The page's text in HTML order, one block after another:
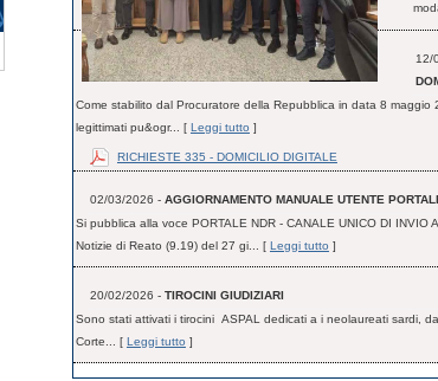
12/
Come stabilito dal Procuratore della Repubblica in data 8
legittimati pu&ogr... [ Leggi tutto ]
RICHIESTE 335 - DOMICILIO DIGITALE
02/03/2026 - AGGIORNAMENTO MANUALE UTENTE
Si pubblica alla voce PORTALE NDR - CANALE UNICO DI
Notizie di Reato (9.19) del 27 gi... [ Leggi tutto ]
20/02/2026 - TIROCINI GIUDIZIARI
Sono stati attivati i tirocini ASPAL dedicati a i neolaureati sardi,
Corte... [ Leggi tutto ]